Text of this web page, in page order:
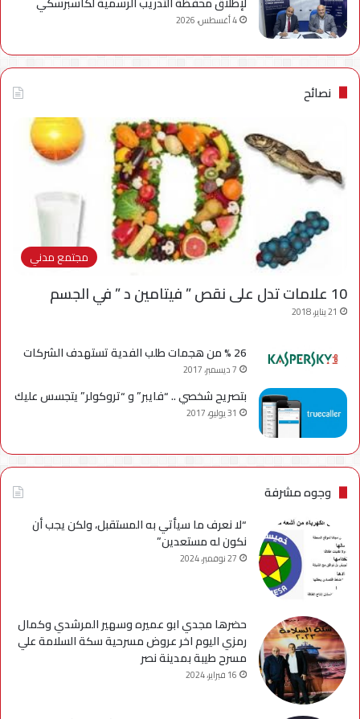
4 أغسطس، 2026
نصائح
مجتمع مدني
10 علامات تدل على نقص ” فيتامين د ” في الجسم
21 يناير، 2018
26 % من هجمات طلب الفدية تستهدف الشركات
7 ديسمبر، 2017
بتصريح شخصي .. “فايبر” و “تروكولر” يتجسس عليك
31 يوليو، 2017
وجوه مشرفة
“لا نعرف ما سيأتي به المستقبل، ولكن يجب أن
نكون له مستعدين”
27 نوفمبر، 2024
حضرها مجدي ابو عميره وسهير المرشدي وكمال
رمزي اليوم اخر عروض مسرحية سكة السلامة علي
مسرح طيبة بمدينة نصر
16 فبراير، 2024